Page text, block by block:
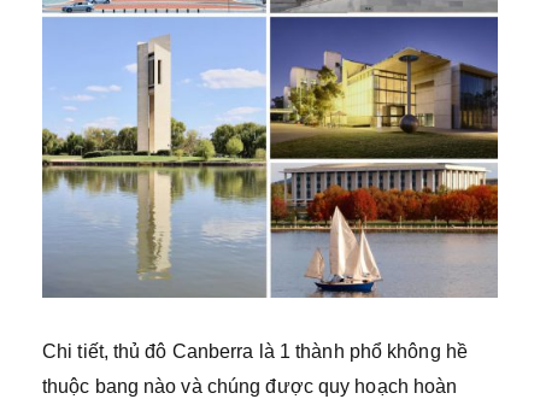
Chi tiết, thủ đô Canberra là 1 thành phổ không hề
thuộc bang nào và chúng được quy hoạch hoàn